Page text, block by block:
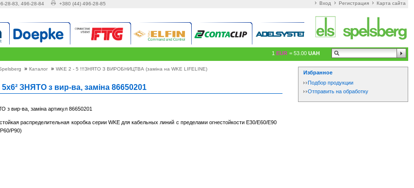
Вход Регистрация Карта сайта
28-83, 496-28-84 +380 (44) 496-28-85
1 EUR = 53.00 UAH
Избранное
Подбор продукции
Отправить на обработку
» Каталог » WKE 2 - 5 !!!ЗНЯТО З ВИРОБНИЦТВА (заміна на WKE LIFELINE)
ЗНЯТО з вир-ва, заміна 86650201
з вир-ва, заміна артикул 86650201
распределительная коробка серии WKE для кабельных линий с пределами огнестойкости E30/E60/E90
Р90)